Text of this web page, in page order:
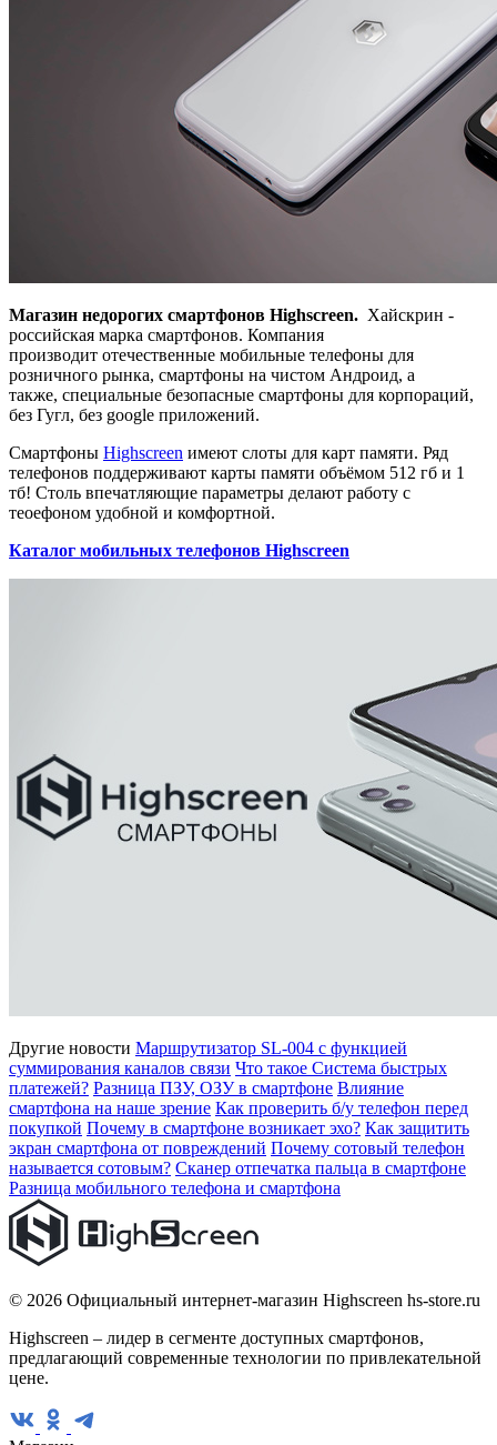
Магазин недорогих смартфонов Highscreen. Хайскрин -
российская марка смартфонов. Компания
производит отечественные мобильные телефоны для
розничного рынка, смартфоны на чистом Андроид, а
также, специальные безопасные смартфоны для корпораций,
без Гугл, без googlе приложений.
Смартфоны Highscreen имеют слоты для карт памяти. Ряд
телефонов поддерживают карты памяти объёмом 512 гб и 1
тб! Столь впечатляющие параметры делают работу с
теоефоном удобной и комфортной.
Каталог мобильных телефонов Highscreen
Другие новости Маршрутизатор SL-004 с функцией
суммирования каналов связи Что такое Система быстрых
платежей? Разница ПЗУ, ОЗУ в смартфоне Влияние
смартфона на наше зрение Как проверить б/у телефон перед
покупкой Почему в смартфоне возникает эхо? Как защитить
экран смартфона от повреждений Почему сотовый телефон
называется сотовым? Сканер отпечатка пальца в смартфоне
Разница мобильного телефона и смартфона
© 2026 Официальный интернет-магазин Highscreen hs-store.ru
Highscreen – лидер в сегменте доступных смартфонов,
предлагающий современные технологии по привлекательной
цене.